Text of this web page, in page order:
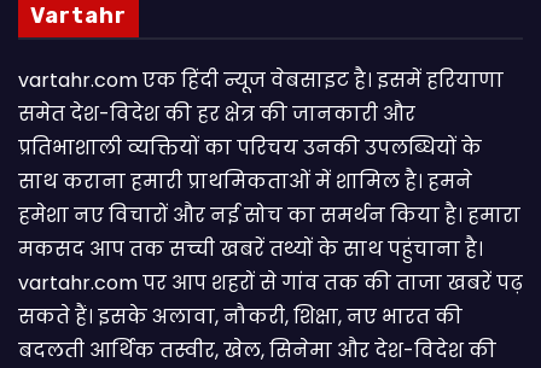
Vartahr
vartahr.com एक हिंदी न्यूज वेबसाइट है। इसमें हरियाणा
समेत देश-विदेश की हर क्षेत्र की जानकारी और
प्रतिभाशाली व्यक्तियों का परिचय उनकी उपलब्धियों के
साथ कराना हमारी प्राथमिकताओं में शामिल है। हमने
हमेशा नए विचारों और नई सोच का समर्थन किया है। हमारा
मकसद आप तक सच्ची खबरें तथ्यों के साथ पहुंचाना है।
vartahr.com पर आप शहरों से गांव तक की ताजा खबरें पढ़
सकते हैं। इसके अलावा, नौकरी, शिक्षा, नए भारत की
बदलती आर्थिक तस्वीर, खेल, सिनेमा और देश-विदेश की